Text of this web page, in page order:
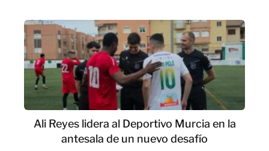
Ali Reyes lidera al Deportivo Murcia en la
antesala de un nuevo desafío